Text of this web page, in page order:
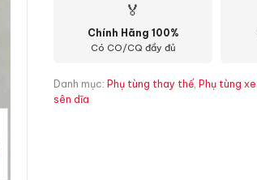
🏅
Chính Hãng 100%
Có CO/CQ đầy đủ
Danh mục: Phụ tùng thay thế, Phụ tùng
sên dĩa